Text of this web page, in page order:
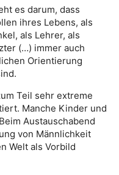
es darum, dass
ihres Lebens, als
als Lehrer, als
(…) immer auch
Orientierung
Teil sehr extreme
Manche Kinder und
Austauschabend
von Männlichkeit
Welt als Vorbild